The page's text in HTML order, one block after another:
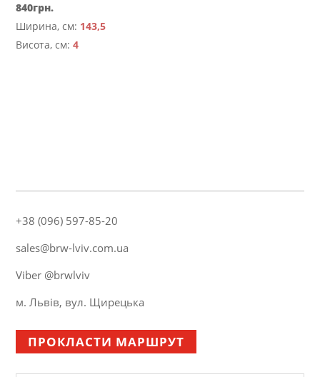
840грн.
Ширина, см: 143,5
Висота, см:4
+38 (096) 597-85-20
sales@brw-lviv.com.ua
Viber @brwlviv
м. Львів, вул. Щирецька
ПРОКЛАСТИ МАРШРУТ